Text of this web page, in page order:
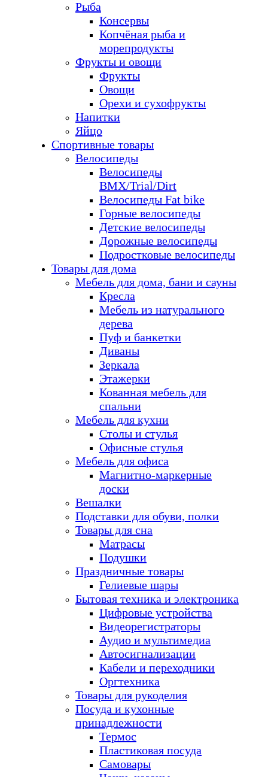
Рыба
Консервы
Копчёная рыба и
морепродукты
Фрукты и овощи
Фрукты
Овощи
Орехи и сухофрукты
Напитки
Яйцо
Спортивные товары
Велосипеды
Велосипеды
BMX/Trial/Dirt
Велосипеды Fat bike
Горные велосипеды
Детские велосипеды
Дорожные велосипеды
Подростковые велосипеды
Товары для дома
Мебель для дома, бани и сауны
Кресла
Мебель из натурального
дерева
Пуф и банкетки
Диваны
Зеркала
Этажерки
Кованная мебель для
спальни
Мебель для кухни
Столы и стулья
Офисные стулья
Мебель для офиса
Магнитно-маркерные
доски
Вешалки
Подставки для обуви, полки
Товары для сна
Матрасы
Подушки
Праздничные товары
Гелиевые шары
Бытовая техника и электроника
Цифровые устройства
Видеорегистраторы
Аудио и мультимедиа
Автосигнализации
Кабели и переходники
Оргтехника
Товары для рукоделия
Посуда и кухонные
принадлежности
Термос
Пластиковая посуда
Самовары